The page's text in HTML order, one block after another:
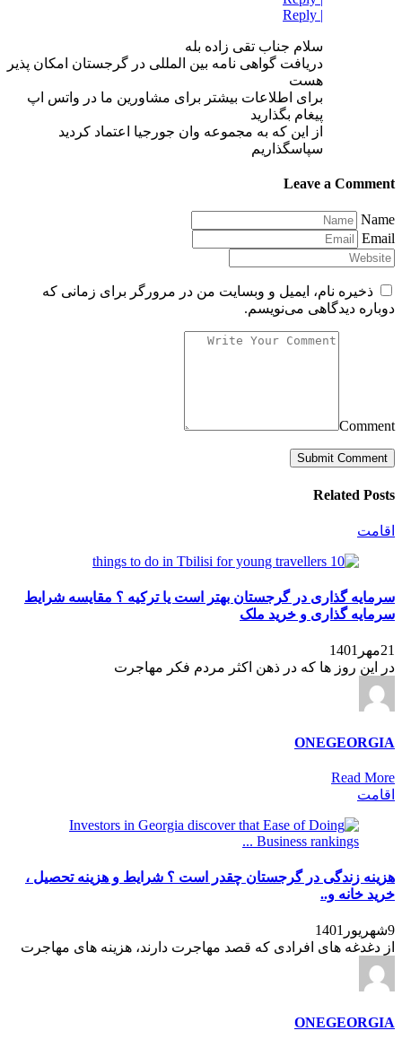
|
سلام جناب تقی زاده بله
دریافت گواهی نامه بین المللی در گرجستان امکان پذیر
هست
برای اطلاعات بیشتر برای مشاورین ما در واتس اپ
پیغام بگذارید
از این که به مجموعه وان جورجیا اعتماد کردید
سپاسگذاریم
Leave a Comment
Name
Email
ذخیره نام، ایمیل و وبسایت من در مرورگر برای زمانی که
دوباره دیدگاهی می‌نویسم.
Comment
Related Posts
اقامت
سرمایه گذاری در گرجستان بهتر است یا ترکیه ؟ مقایسه شرایط
سرمایه گذاری و خرید ملک
21مهر1401
در این روز ها که در ذهن اکثر مردم فکر مهاجرت
ONEGEORGIA
Read More
اقامت
هزینه زندگی در گرجستان چقدر است ؟ شرایط و هزینه تحصیل ،
خرید خانه و..
9شهریور1401
از دغدغه های افرادی که قصد مهاجرت دارند، هزینه های مهاجرت
ONEGEORGIA